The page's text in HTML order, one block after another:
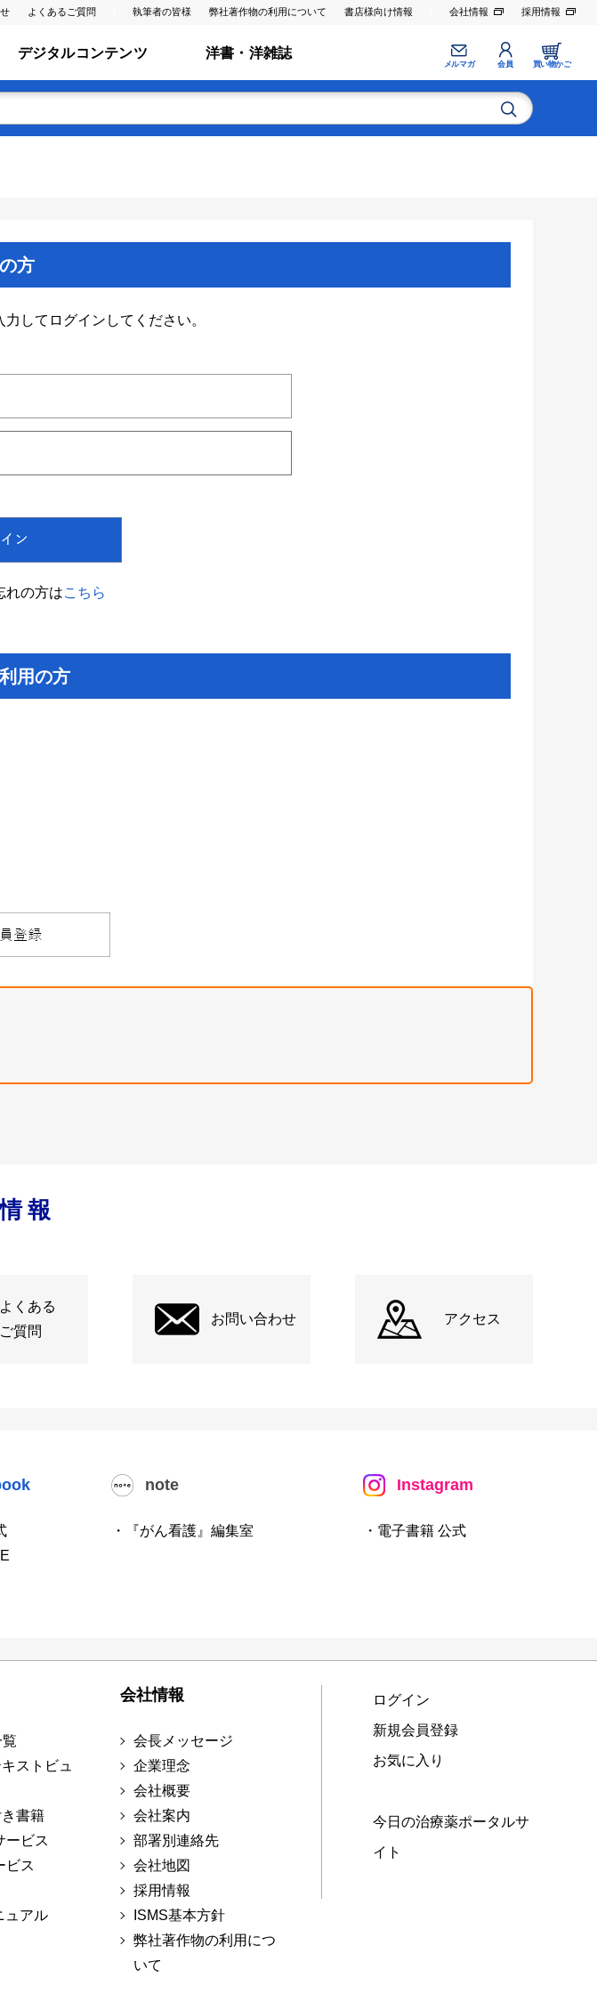
よくあるご質問 執筆者の皆様 弊社著作物の利用について 書店様向け情報 会社情報 採用情報
デジタルコンテンツ 洋書・洋雑誌
メルマガ 会員 買い物かご
方
してログインしてください。
れの方はこちら
用の方
報
よくある
ご質問
お問い合わせ アクセス
note
・『がん看護』編集室
Instagram
・電子書籍 公式
ストビュ
書籍
ービス
ビス
ュアル
会社情報
会長メッセージ
企業理念
会社概要
会社案内
部署別連絡先
会社地図
採用情報
ISMS基本方針
弊社著作物の利用につ
いて
ログイン
新規会員登録
お気に入り
今日の治療薬ポータルサ
イト